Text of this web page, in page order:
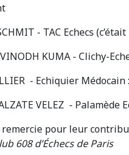
- TAC Echecs
KUMA - Clichy-
- Echiquier Médocain :
VELEZ - Palamède
remercie pour leur
608 d’Échecs de Paris